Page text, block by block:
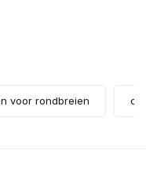
voor rondbreien